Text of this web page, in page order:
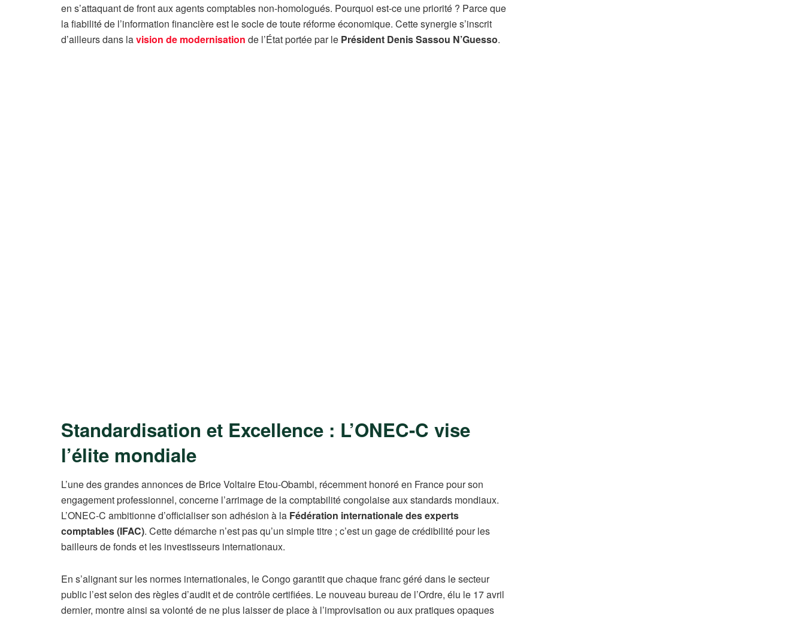
en s’attaquant de front aux agents comptables non-homologués. Pourquoi est-ce une priorité ? Parce que
la fiabilité de l’information financière est le socle de toute réforme économique. Cette synergie s’inscrit
d’ailleurs dans lavision de modernisation de l’État portée par le Président Denis Sassou N’Guesso.
Standardisation et Excellence : L’ONEC-C vise
l’élite mondiale
L’une des grandes annonces de Brice Voltaire Etou-Obambi, récemment honoré en France pour son
engagement professionnel, concerne l’arrimage de la comptabilité congolaise aux standards mondiaux.
L’ONEC-C ambitionne d’officialiser son adhésion à la Fédération internationale des experts
comptables (IFAC). Cette démarche n’est pas qu’un simple titre ; c’est un gage de crédibilité pour les
bailleurs de fonds et les investisseurs internationaux.
En s’alignant sur les normes internationales, le Congo garantit que chaque franc géré dans le secteur
public l’est selon des règles d’audit et de contrôle certifiées. Le nouveau bureau de l’Ordre, élu le 17 avril
dernier, montre ainsi sa volonté de ne plus laisser de place à l’improvisation ou aux pratiques opaques